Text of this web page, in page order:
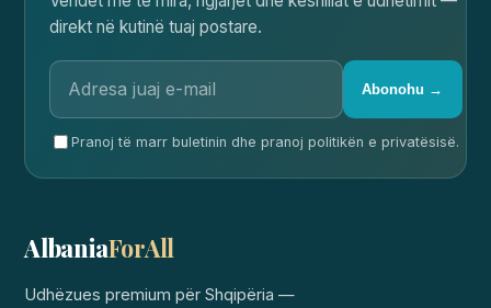
direkt në kutinë tuaj postare.
Abonohu →
Pranoj të marr buletinin dhe pranoj politikën e privatësisë.
AlbaniaForAll
Udhëzues premium për Shqipëria —